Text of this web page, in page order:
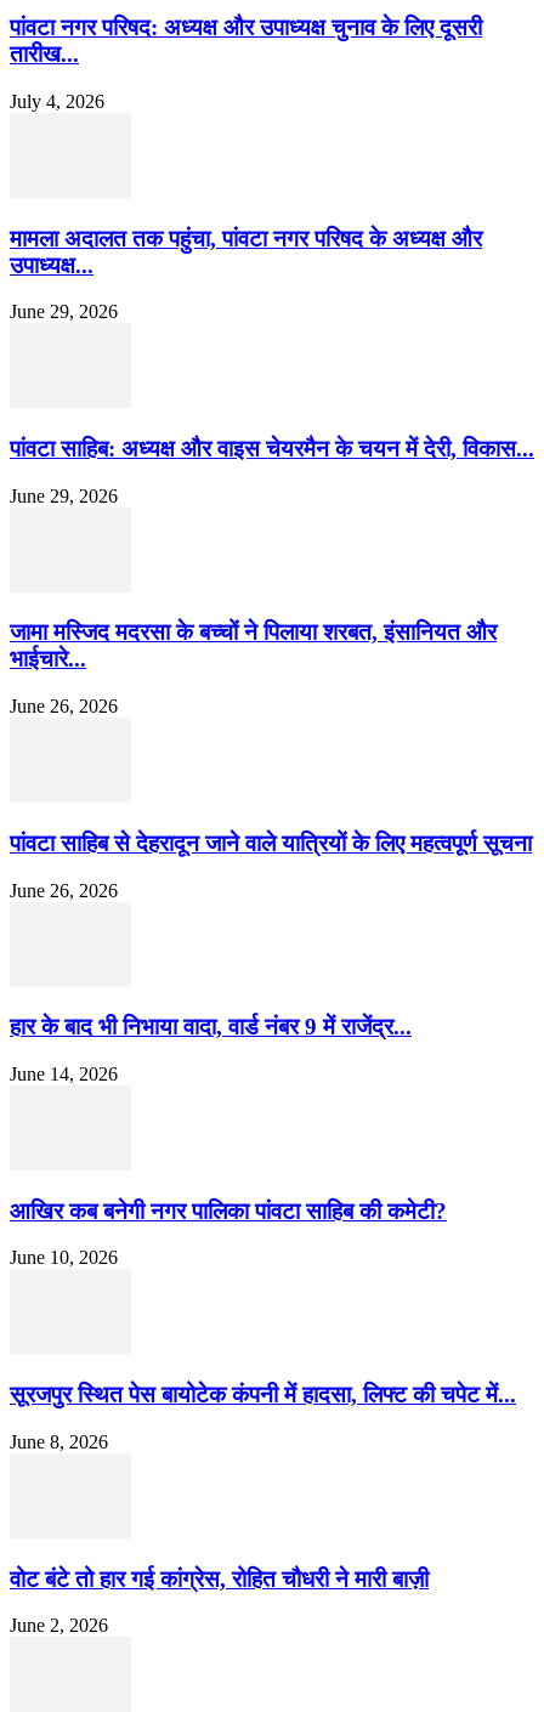
पांवटा नगर परिषद: अध्यक्ष और उपाध्यक्ष चुनाव के लिए दूसरी
तारीख...
July 4, 2026
मामला अदालत तक पहुंचा, पांवटा नगर परिषद के अध्यक्ष और
उपाध्यक्ष...
June 29, 2026
पांवटा साहिब: अध्यक्ष और वाइस चेयरमैन के चयन में देरी, विकास...
June 29, 2026
जामा मस्जिद मदरसा के बच्चों ने पिलाया शरबत, इंसानियत और
भाईचारे...
June 26, 2026
पांवटा साहिब से देहरादून जाने वाले यात्रियों के लिए महत्वपूर्ण सूचना
June 26, 2026
हार के बाद भी निभाया वादा, वार्ड नंबर 9 में राजेंद्र...
June 14, 2026
आखिर कब बनेगी नगर पालिका पांवटा साहिब की कमेटी?
June 10, 2026
सूरजपुर स्थित पेस बायोटेक कंपनी में हादसा, लिफ्ट की चपेट में...
June 8, 2026
वोट बंटे तो हार गई कांग्रेस, रोहित चौधरी ने मारी बाज़ी
June 2, 2026